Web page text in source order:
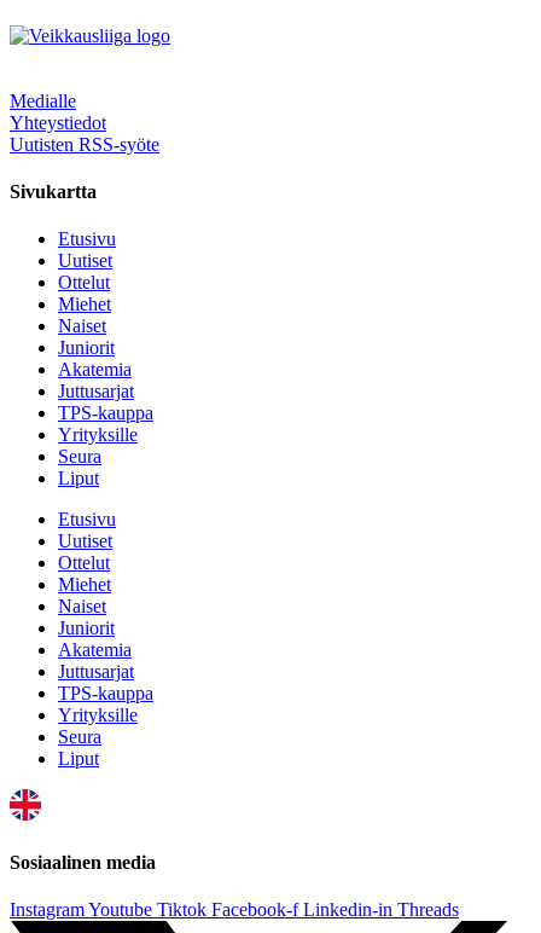
Medialle
Yhteystiedot
Uutisten RSS-syöte
Sivukartta
Etusivu
Uutiset
Ottelut
Miehet
Naiset
Juniorit
Akatemia
Juttusarjat
TPS-kauppa
Yrityksille
Seura
Liput
Etusivu
Uutiset
Ottelut
Miehet
Naiset
Juniorit
Akatemia
Juttusarjat
TPS-kauppa
Yrityksille
Seura
Liput
Sosiaalinen media
InstagramYoutube Tiktok Facebook-f Linkedin-in Threads